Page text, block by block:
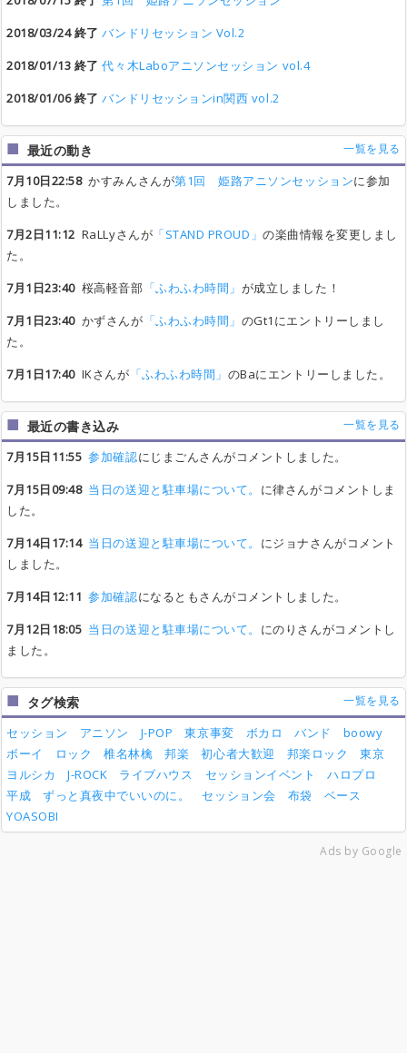
2018/03/24 終了 バンドリセッション Vol.2
2018/01/13 終了 代々木Laboアニソンセッション vol.4
2018/01/06 終了 バンドリセッションin関西 vol.2
最近の動き 一覧を見る
7月10日22:58かすみんさんが第1回 姫路アニソンセッションに参加
しました。
7月2日11:12 RaLLyさんが 「STAND PROUD」の楽曲情報を変更しまし
た。
7月1日23:40桜高軽音部 「ふわふわ時間」 が成立しました！
7月1日23:40かずさんが 「ふわふわ時間」 のGt1にエントリーしまし
た。
7月1日17:40IKさんが 「ふわふわ時間」 のBaにエントリーしました。
最近の書き込み 一覧を見る
7月15日11:55 参加確認にじまごんさんがコメントしました。
7月15日09:48 当日の送迎と駐車場について。 に律さんがコメントしま
した。
7月14日17:14 当日の送迎と駐車場について。 にジョナさんがコメント
しました。
7月14日12:11 参加確認になるともさんがコメントしました。
7月12日18:05 当日の送迎と駐車場について。 にのりさんがコメントし
ました。
タグ検索 一覧を見る
セッション アニソン J-POP 東京事変 ボカロ バンド
boowy
ボーイ
ロック 椎名林檎 邦楽 初心者大歓迎 邦楽ロック
東京
ヨルシカ
J-ROCK ライブハウス セッションイベント
ハロプロ
平成
ずっと真夜中でいいのに。 セッション会 布袋
ベース
YOASOBI
Ads by Google